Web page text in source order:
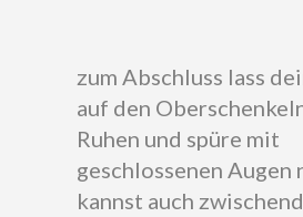
zum Abschluss lass
auf den
Ruhen und spüre mit
geschlossenen Augen
kannst auch